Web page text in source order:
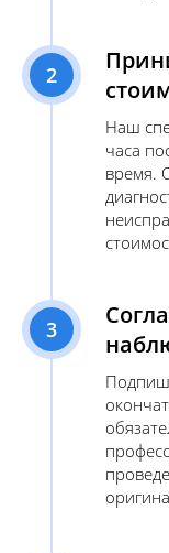
2
Наш
часа
время.
3